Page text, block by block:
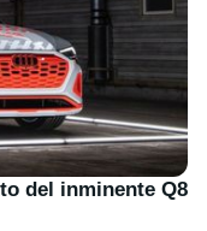
del inminente Q8